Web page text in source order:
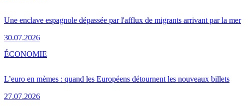
Une enclave espagnole dépassée par l'afflux de migrants arrivant par la mer
30.07.2026
L’euro en mèmes : quand les Européens détournent les nouveaux billets
27.07.2026
ÉCONOMIE